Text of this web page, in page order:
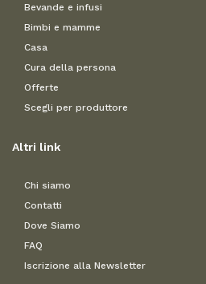
Bevande e infusi
Bimbi e mamme
Casa
Cura della persona
Offerte
Scegli per produttore
Altri link
Chi siamo
Contatti
Dove Siamo
FAQ
Iscrizione alla Newsletter